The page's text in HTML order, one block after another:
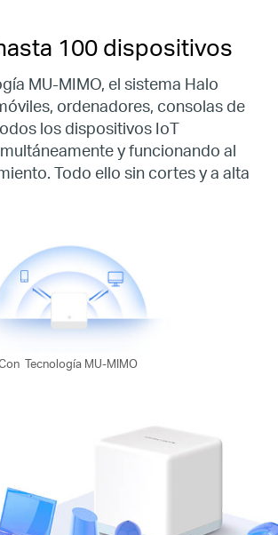
100 dispositivos
MU-MIMO, el sistema Halo
ordenadores, consolas de
los dispositivos IoT
y funcionando al
Todo ello sin cortes y a alta
Tecnología MU-MIMO